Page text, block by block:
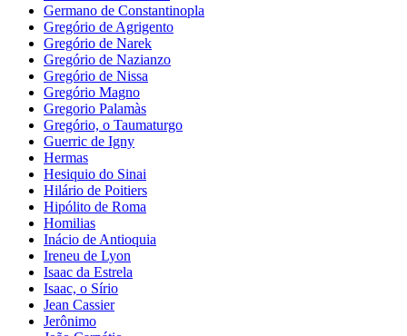
Germano de Constantinopla
Gregório de Agrigento
Gregório de Narek
Gregório de Nazianzo
Gregório de Nissa
Gregório Magno
Gregorio Palamàs
Gregório, o Taumaturgo
Guerric de Igny
Hermas
Hesiquio do Sinai
Hilário de Poitiers
Hipólito de Roma
Homilias
Inácio de Antioquia
Ireneu de Lyon
Isaac da Estrela
Isaac, o Sírio
Jean Cassier
Jerônimo